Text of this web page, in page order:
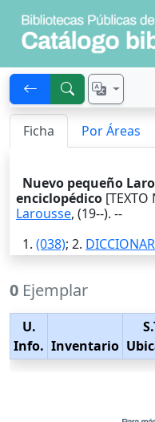
Ficha Por Áreas
Nuevo pequeño
enciclopédico [TEXTO
Larousse, (19--). --
1. (038); 2.
0 Ejemplar
U.
Info. Inventario